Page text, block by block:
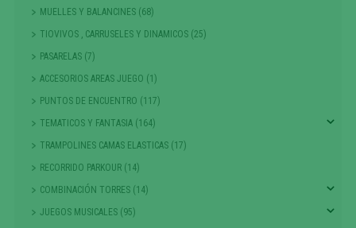
MUELLES Y BALANCINES (68)
TIOVIVOS , CARRUSELES Y DINAMICOS (25)
PASARELAS (7)
ACCESORIOS AREAS JUEGO (1)
PUNTOS DE ENCUENTRO (117)
TEMATICOS Y FANTASIA (164)
TRAMPOLINES CAMAS ELASTICAS (17)
RECORRIDO PARKOUR (14)
COMBINACIÓN TORRES (14)
JUEGOS MUSICALES (95)